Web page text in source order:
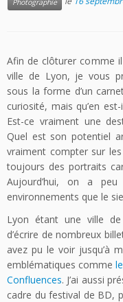
Photographie
Afin de clôturer comme
ville de Lyon, je vous
sous la forme d’un
curiosité, mais qu’en
Est-ce vraiment une
Quel est son potentiel
vraiment compter sur
toujours des portraits
Aujourd’hui, on a peu
environnements que le
Lyon étant une ville de
d’écrire de nombreux
avez pu le voir jusqu’à
emblématiques comme
Confluences. J’ai aussi
cadre du festival de BD,